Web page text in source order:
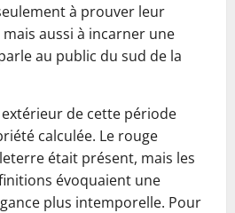
à prouver leur
aussi à incarner une
au public du sud de la
de cette période
calculée. Le rouge
était présent, mais les
évoquaient une
plus intemporelle. Pour